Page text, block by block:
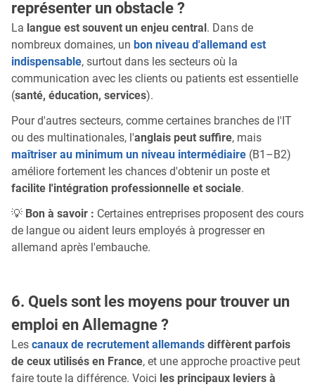
représenter un obstacle ?
La langue est souvent un enjeu central. Dans de
nombreux domaines, un bon niveau d'allemand est
indispensable, surtout dans les secteurs où la
communication avec les clients ou patients est essentielle
(santé, éducation, services).
Pour d'autres secteurs, comme certaines branches de l'IT
ou des multinationales, l'anglais peut suffire, mais
maîtriser au minimum un niveau intermédiaire (B1–B2)
améliore fortement les chances d'obtenir un poste et
facilite l'intégration professionnelle et sociale.
💡 Bon à savoir : Certaines entreprises proposent des cours
de langue ou aident leurs employés à progresser en
allemand après l'embauche.
6. Quels sont les moyens pour trouver un
emploi en Allemagne ?
Les canaux de recrutement allemands diffèrent parfois
de ceux utilisés en France, et une approche proactive peut
faire toute la différence. Voici les principaux leviers à